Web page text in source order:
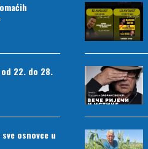
22. do 28.
osnovce u